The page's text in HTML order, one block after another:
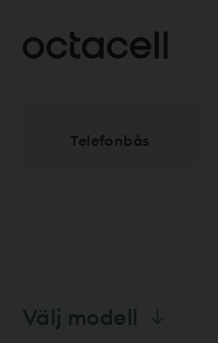
Telefonbås
Välj modell